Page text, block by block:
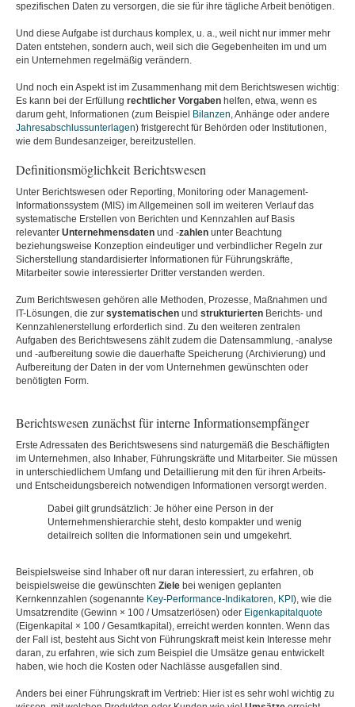
spezifischen Daten zu versorgen, die sie für ihre tägliche Arbeit benötigen.
Und diese Aufgabe ist durchaus komplex, u. a., weil nicht nur immer mehr
Daten entstehen, sondern auch, weil sich die Gegebenheiten im und um
ein Unternehmen regelmäßig verändern.
Und noch ein Aspekt ist im Zusammenhang mit dem Berichtswesen wichtig:
Es kann bei der Erfüllung rechtlicher Vorgaben helfen, etwa, wenn es
darum geht, Informationen (zum Beispiel
Bilanzen, Anhänge oder andere
Jahresabschlussunterlagen) fristgerecht für Behörden oder Institutionen,
wie dem Bundesanzeiger, bereitzustellen.
Definitionsmöglichkeit Berichtswesen
Unter Berichtswesen oder Reporting, Monitoring oder Management-
Informationssystem (MIS) im Allgemeinen soll im weiteren Verlauf das
systematische Erstellen von Berichten und Kennzahlen auf Basis
relevanter Unternehmensdaten und -zahlen unter Beachtung
beziehungsweise Konzeption eindeutiger und verbindlicher Regeln zur
Sicherstellung standardisierter Informationen für Führungskräfte,
Mitarbeiter sowie interessierter Dritter verstanden werden.
Zum Berichtswesen gehören alle Methoden, Prozesse, Maßnahmen und
IT-Lösungen, die zur systematischen und strukturierten Berichts- und
Kennzahlenerstellung erforderlich sind. Zu den weiteren zentralen
Aufgaben des Berichtswesens zählt zudem die Datensammlung, -analyse
und -aufbereitung sowie die dauerhafte Speicherung (Archivierung) und
Aufbereitung der Daten in der vom Unternehmen gewünschten oder
benötigten Form.
Berichtswesen zunächst für interne Informationsempfänger
Erste Adressaten des Berichtswesens sind naturgemäß die Beschäftigten
im Unternehmen, also Inhaber, Führungskräfte und Mitarbeiter. Sie müssen
in unterschiedlichem Umfang und Detaillierung mit den für ihren Arbeits-
und Entscheidungsbereich notwendigen Informationen versorgt werden.
Dabei gilt grundsätzlich: Je höher eine Person in der
Unternehmenshierarchie steht, desto kompakter und wenig
detailreich sollten die Informationen sein und umgekehrt.
Beispielsweise sind Inhaber oft nur daran interessiert, zu erfahren, ob
beispielsweise die gewünschten Ziele bei wenigen geplanten
Kernkennzahlen (sogenannte Key-Performance-Indikatoren, KPI ), wie die
Umsatzrendite (Gewinn × 100 / Umsatzerlösen) oder Eigenkapitalquote
(Eigenkapital × 100 / Gesamtkapital), erreicht werden konnten. Wenn das
der Fall ist, besteht aus Sicht von Führungskraft meist kein Interesse mehr
daran, zu erfahren, wie sich zum Beispiel die Umsätze genau entwickelt
haben, wie hoch die Kosten oder Nachlässe ausgefallen sind.
Anders bei einer Führungskraft im Vertrieb: Hier ist es sehr wohl wichtig zu